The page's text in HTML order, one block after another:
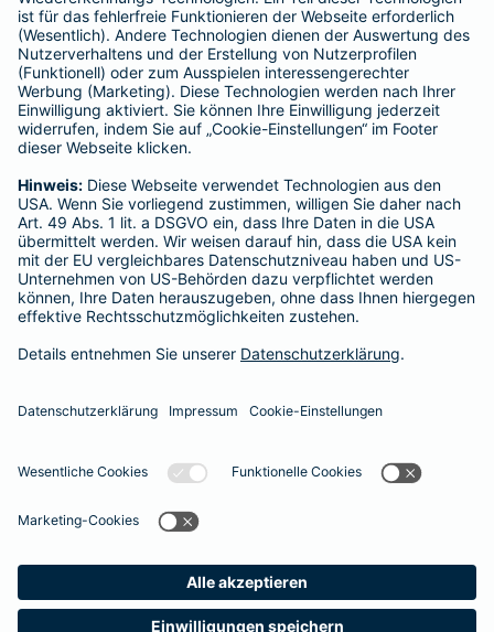
anderem, dass Sie der WhatsApp Inc. Zugriff auf Ihre
Telefonnummer und die auf Ihrem Telefon gespeicherten Kontakte
gewähren. Bei Fragen persönlicher oder vertraulicher Natur (d. h.
mit Inhalten, die personenbezogenen Daten oder
Gesundheitsdaten betreffen) sollte zur weiteren Korrespondenz
eine E-Mail-Adresse oder Telefonnummer angegeben werden, da
Die Barmenia wird Sie in keinem Fall darum bitten, persönliche
Daten über WhatsApp mit uns zu teilen. Für den Fall, dass wir Ihre
Daten benötigen, wird Ihnen ein Mitarbeiter eine Möglichkeit für
den Datenaustausch, z. B. sicherer Online-Chat, mitteilen.
Sollten Sie weitere Fragen rund um das Thema Datenschutz bei
den Barmenia-Unternehmen haben, können Sie sich jederzeit an
wenden. Kontaktmöglichkeiten zum Datenschutzbeauftragten
Cookie-Einstellungen
Vertrag widerrufen